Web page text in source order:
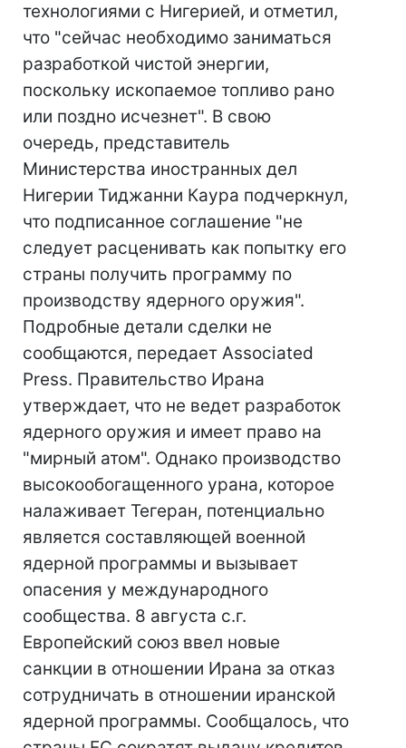
технологиями с Нигерией, и отметил,
что "сейчас необходимо заниматься
разработкой чистой энергии,
поскольку ископаемое топливо рано
или поздно исчезнет". В свою
очередь, представитель
Министерства иностранных дел
Нигерии Тиджанни Каура подчеркнул,
что подписанное соглашение "не
следует расценивать как попытку его
страны получить программу по
производству ядерного оружия".
Подробные детали сделки не
сообщаются, передает Associated
Press. Правительство Ирана
утверждает, что не ведет разработок
ядерного оружия и имеет право на
"мирный атом". Однако производство
высокообогащенного урана, которое
налаживает Тегеран, потенциально
является составляющей военной
ядерной программы и вызывает
опасения у международного
сообщества. 8 августа с.г.
Европейский союз ввел новые
санкции в отношении Ирана за отказ
сотрудничать в отношении иранской
ядерной программы. Сообщалось, что